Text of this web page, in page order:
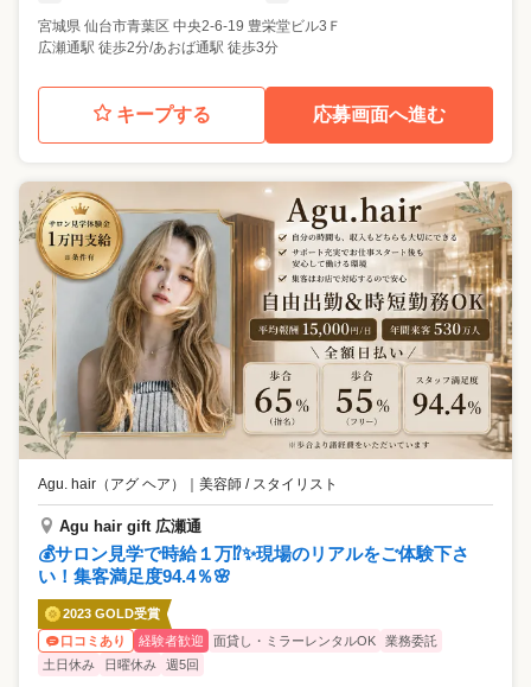
宮城県 仙台市青葉区 中央2-6-19 豊栄堂ビル3Ｆ
広瀬通駅 徒歩2分/あおば通駅 徒歩3分
キープする 応募画面へ進む
Agu. hair（アグ ヘア） 美容師 / スタイリスト
Agu hair gift 広瀬通
💰サロン見学で時給１万⁉✨現場のリアルをご体験下さ
い！集客満足度94.4％🌸
2023 GOLD受賞
口コミあり
経験者歓迎 面貸し・ミラーレンタルOK
業務委託
土日休み
日曜休み 週5回